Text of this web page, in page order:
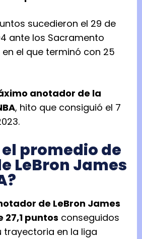
sucedieron el 29 de
ante los Sacramento
en el que terminó con 25
anotador de la
, hito que consiguió el 7
el promedio de
LeBron James
de LeBron James
27,1 puntos conseguidos
trayectoria en la liga